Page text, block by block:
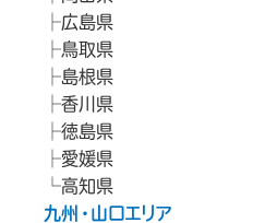
広島県
鳥取県
島根県
香川県
徳島県
愛媛県
高知県
九州・山口エリア